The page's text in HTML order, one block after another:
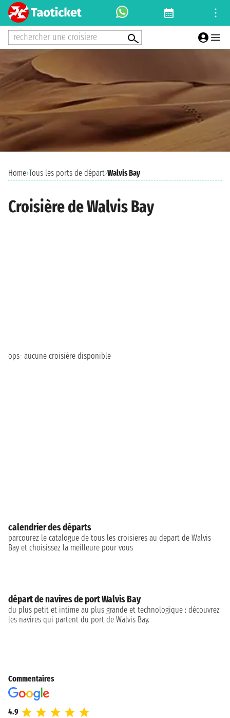
rechercher une croisiere
Home›Tous les ports de départ›Walvis Bay
Croisière de Walvis Bay
ops- aucune croisière disponible
calendrier des départs
parcourez le catalogue de tous les croisieres au depart de Walvis
Bay et choisissez la meilleure pour vous
départ de navires de port Walvis Bay
du plus petit et intime au plus grande et technologique : découvrez
les navires qui partent du port de Walvis Bay.
Commentaires
4.9